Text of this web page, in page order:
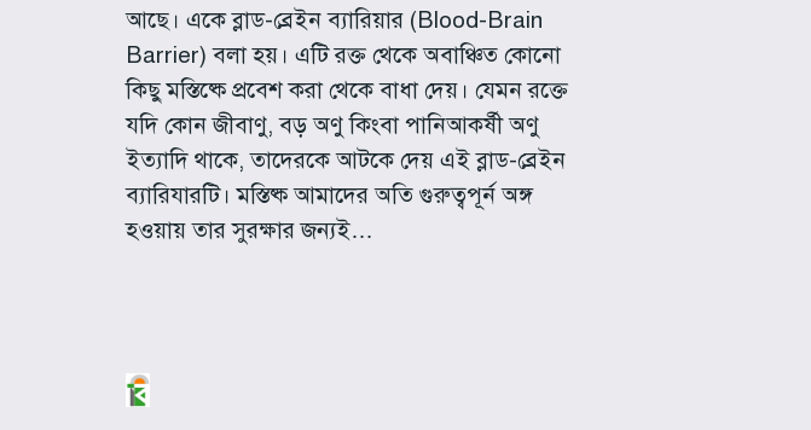
আছে। একে ব্লাড-ব্রেইন ব্যারিয়ার (Blood-Brain
Barrier) বলা হয়। এটি রক্ত থেকে অবাঞ্চিত কোনো
কিছু মস্তিষ্কে প্রবেশ করা থেকে বাধা দেয়। যেমন রক্তে
যদি কোন জীবাণু, বড় অণু কিংবা পানিআকর্ষী অণু
ইত্যাদি থাকে, তাদেরকে আটকে দেয় এই ব্লাড-ব্রেইন
ব্যারিযারটি। মস্তিষ্ক আমাদের অতি গুরুত্বপূর্ন অঙ্গ
হওয়ায় তার সুরক্ষার জন্যই…